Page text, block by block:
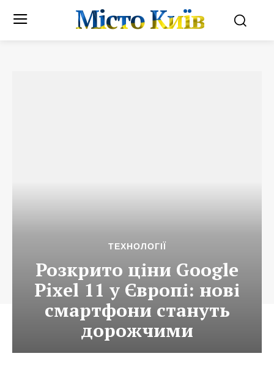
Місто Київ
ТЕХНОЛОГІЇ
Розкрито ціни Google
Pixel 11 у Європі: нові
смартфони стануть
дорожчими